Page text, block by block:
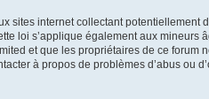
sites internet collectant
loi s’applique également aux mineurs
et que les propriétaires de ce forum
à propos de problèmes d’abus ou